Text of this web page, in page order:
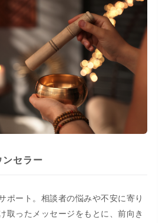
ンセラー
ポート。相談者の悩みや不安に寄り
取ったメッセージをもとに、前向き